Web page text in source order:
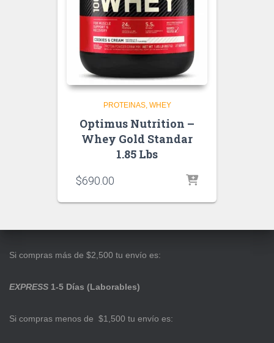
PROTEINAS WHEY
Optimus Nutrition –
Whey Gold Standar
1.85 Lbs
$690.00
Si compras más de $2,500 tu envío es:
EXPRESS 1-5 Días (Laborables)
Si compras menos de $1,500 tu envío es: